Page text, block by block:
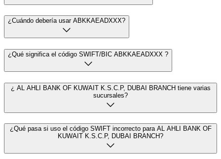
¿Cuándo debería usar ABKKAEADXXX?
¿Qué significa el código SWIFT/BIC ABKKAEADXXX ?
¿ AL AHLI BANK OF KUWAIT K.S.C.P, DUBAI BRANCH tiene varias
sucursales?
¿Qué pasa si uso el código SWIFT incorrecto para AL AHLI BANK OF
KUWAIT K.S.C.P, DUBAI BRANCH?